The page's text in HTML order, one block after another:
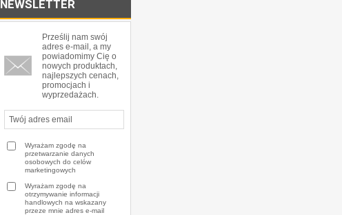
NEWSLETTER
Prześlij nam swój
adres e-mail, a my
powiadomimy Cię o
nowych produktach,
najlepszych cenach,
promocjach i
wyprzedażach.
Wyrażam zgodę na
przetwarzanie danych
osobowych do celów
marketingowych
Wyrażam zgodę na
otrzymywanie informacji
handlowych na wskazany
przeze mnie adres e-mail